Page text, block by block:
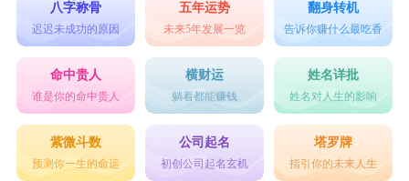
八字称骨
迟迟未成功的原因
五年运势
未来5年发展一览
翻身转机
告诉你赚什么最吃香
命中贵人
谁是你的命中贵人
横财运
躺着都能赚钱
姓名详批
姓名对人生的影响
紫微斗数
预测你一生的命运
公司起名
初创公司起名玄机
塔罗牌
指引你的未来人生